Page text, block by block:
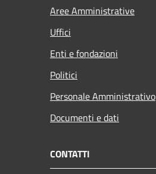
Aree Amministrative
Uffici
Enti e fondazioni
Politici
Personale Amministrativo
Documenti e dati
CONTATTI